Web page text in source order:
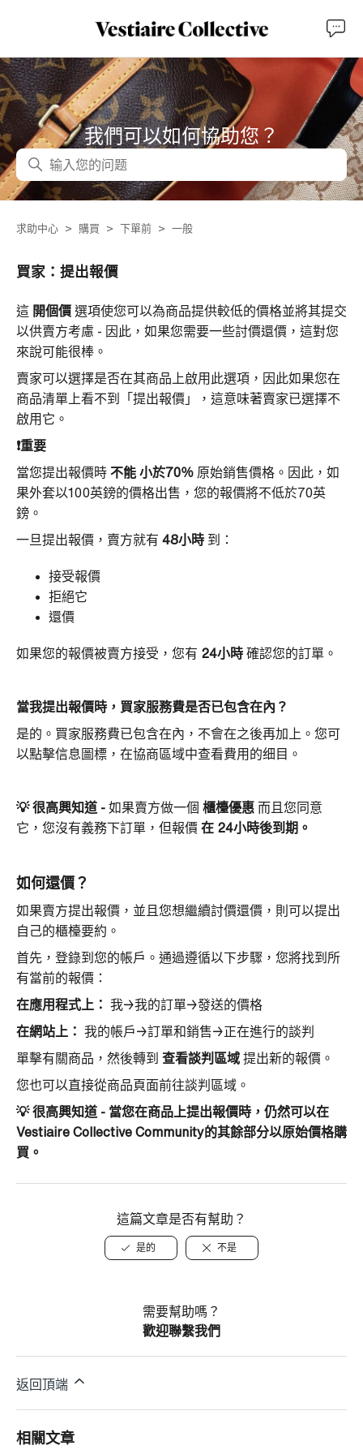
我們可以如何協助您？
搜尋
求助中心 購買 下單前 一般
買家：提出報價
這 開個價 選項使您可以為商品提供較低的價格並將其提交
以供賣方考慮 - 因此，如果您需要一些討價還價，這對您
來說可能很棒。
賣家可以選擇是否在其商品上啟用此選項，因此如果您在
商品清單上看不到「提出報價」，這意味著賣家已選擇不
啟用它。
❗重要
當您提出報價時 不能 小於70％ 原始銷售價格。因此，如
果外套以100英鎊的價格出售，您的報價將不低於70英
鎊。
一旦提出報價，賣方就有 48小時 到：
接受報價
拒絕它
還價
如果您的報價被賣方接受，您有 24小時 確認您的訂單。
當我提出報價時，買家服務費是否已包含在內？
是的。買家服務費已包含在內，不會在之後再加上。您可
以點擊信息圖標，在協商區域中查看費用的细目。
💡 很高興知道 - 如果賣方做一個 櫃檯優惠 而且您同意
它，您沒有義務下訂單，但報價 在 24小時後到期。
如何還價？
如果賣方提出報價，並且您想繼續討價還價，則可以提出
自己的櫃檯要約。
首先，登錄到您的帳戶。通過遵循以下步驟，您將找到所
有當前的報價：
在應用程式上： 我→我的訂單→發送的價格
在網站上： 我的帳戶→訂單和銷售→正在進行的談判
單擊有關商品，然後轉到 查看談判區域 提出新的報價。
您也可以直接從商品頁面前往談判區域。
💡 很高興知道 - 當您在商品上提出報價時，仍然可以在
Vestiaire Collective Community的其餘部分以原始價格購
買。
這篇文章是否有幫助？
是的 不是
需要幫助嗎？
歡迎聯繫我們
返回頂端
相關文章